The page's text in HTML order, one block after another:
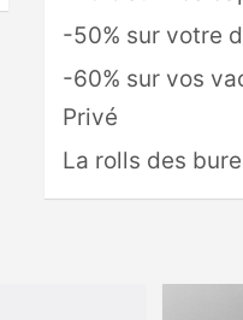
-50% sur votre
-60% sur vos
Privé
La rolls des